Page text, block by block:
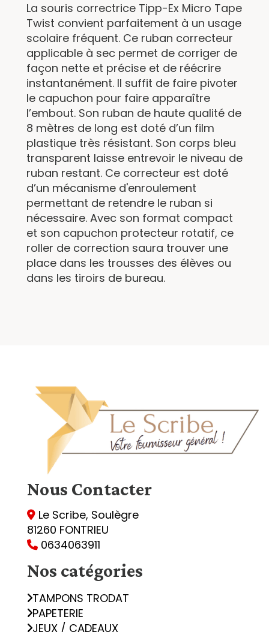
La souris correctrice Tipp-Ex Micro Tape
Twist convient parfaitement à un usage
scolaire fréquent. Ce ruban correcteur
applicable à sec permet de corriger de
façon nette et précise et de réécrire
instantanément. Il suffit de faire pivoter
le capuchon pour faire apparaître
l’embout. Son ruban de haute qualité de
8 mètres de long est doté d’un film
plastique très résistant. Son corps bleu
transparent laisse entrevoir le niveau de
ruban restant. Ce correcteur est doté
d’un mécanisme d'enroulement
permettant de retendre le ruban si
nécessaire. Avec son format compact
et son capuchon protecteur rotatif, ce
roller de correction saura trouver une
place dans les trousses des élèves ou
dans les tiroirs de bureau.
Nous Contacter
 Le Scribe, Soulègre
81260 FONTRIEU
 0634063911
Nos catégories
TAMPONS TRODAT
PAPETERIE
JEUX / CADEAUX